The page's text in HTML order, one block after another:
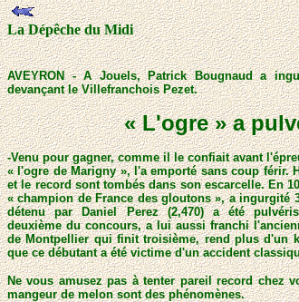
La Dépêche du Midi
AVEYRON - A Jouels, Patrick Bougnaud a
devançant le Villefranchois Pezet.
« L'ogre » a
-Venu pour gagner, comme il le confiait avant
« l'ogre de Marigny », l'a emporté sans coup férir.
et le record sont tombés dans son escarcelle. En
« champion de France des gloutons », a ingurgité
détenu par Daniel Perez (2,470) a été
deuxième du concours, a lui aussi franchi
de Montpellier qui finit troisième, rend plus d'un
que ce débutant a été victime d'un accident
Ne vous amusez pas à tenter pareil record chez
mangeur de melon sont des phénomènes.